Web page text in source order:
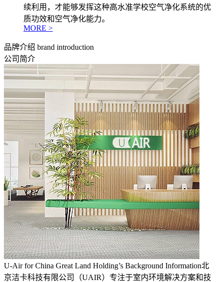
续利用，才能够发挥这种高水准学校空气净化系统的优
质功效和空气净化能力。
MORE >
品牌介绍 brand introduction
公司简介
U-Air for China Great Land Holding’s Background Information北
京洁卡科技有限公司（UAIR）专注于室内环境解决方案和技